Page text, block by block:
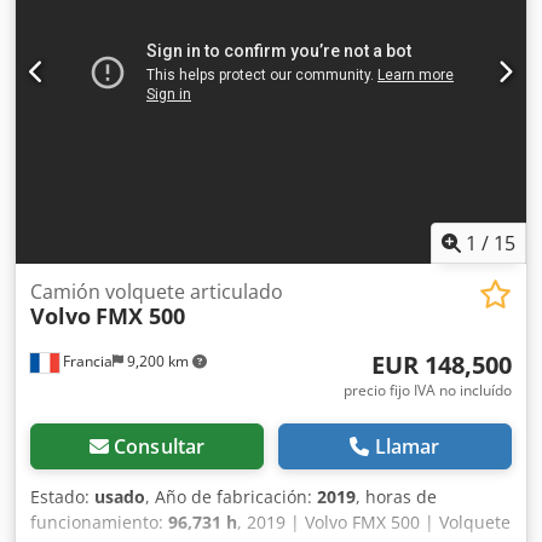
1 / 15
Francia 9,200 km
Camión volquete articulado
Volvo FMX 500
EUR 148,500
precio fijo IVA no incluído
Consultar Llamar
Estado: usado, Año de fabricación: 2019, horas de
funcionamiento: 96,731 h, 2019 | Volvo FMX 500 | Volquete